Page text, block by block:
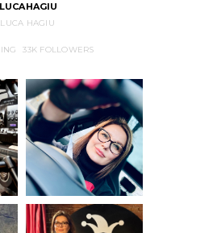
HAGIU
33K FOLLOWERS